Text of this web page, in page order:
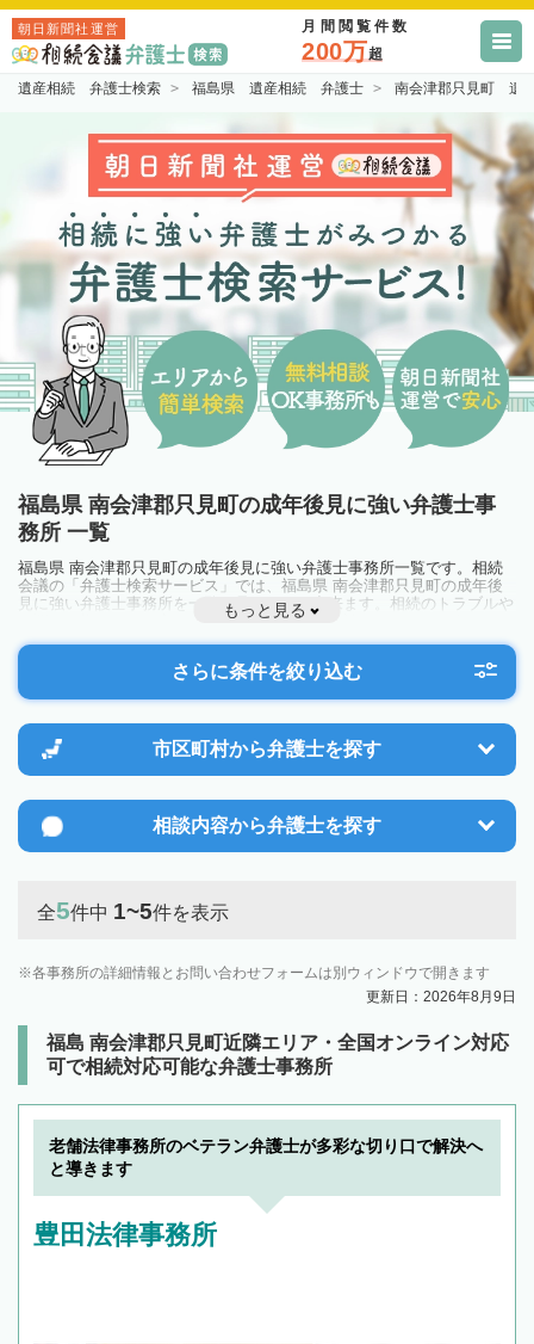
朝日新聞社運営 月間閲覧件数
200万超
遺産相続 弁護士検索 福島県 遺産相続 弁護士 南会津郡只見町 遺
福島県 南会津郡只見町の成年後見に強い弁護士事
務所 一覧
福島県 南会津郡只見町の成年後見に強い弁護士事務所一覧です。相続
会議の「弁護士検索サービス」では、福島県 南会津郡只見町の成年後
見に強い弁護士事務所を一覧で見ることが出来ます。相続のトラブルや
お悩みを抱えている方は一度近隣の弁護士に相談してみましょう。
もっと見る
さらに条件を絞り込む
市区町村から弁護士を探す
相談内容から弁護士を探す
全5件中 1~5件を表示
各事務所の詳細情報とお問い合わせフォームは別ウィンドウで開きます
更新日：2026年8月9日
福島 南会津郡只見町近隣エリア・全国オンライン対応
可で相続対応可能な弁護士事務所
老舗法律事務所のベテラン弁護士が多彩な切り口で解決へ
と導きます
豊田法律事務所